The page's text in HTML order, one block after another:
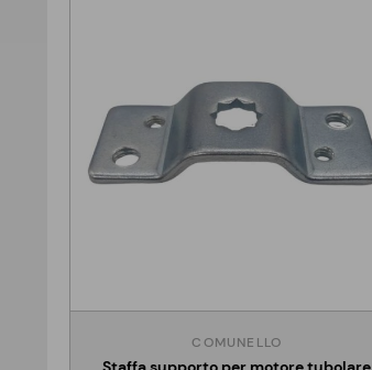
COMUNELLO